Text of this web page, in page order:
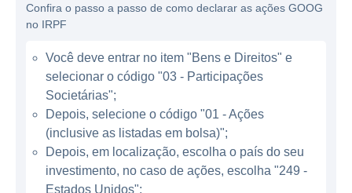
da publicidade. O seu motor de busca,
Google Search, junto com outras plataformas
como YouTube e Google Ads, geram uma
quantidade significativa de receita através de
anúncios exibidos aos usuários. Além disso,
a empresa investe em uma variedade de
tecnologia e serviços que vão desde
inteligência artificial até computadores
quânticos, saúde e domótica, expandindo
Confira o passo a passo de como declarar as ações GOOG
no IRPF
Você deve entrar no item "Bens e Direitos" e
selecionar o código "03 - Participações
Societárias";
Depois, selecione o código "01 - Ações
(inclusive as listadas em bolsa)";
Depois, em localização, escolha o país do seu
investimento, no caso de ações, escolha "249 -
Estados Unidos";